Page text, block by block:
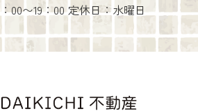
00〜19：00 定休日：水曜日